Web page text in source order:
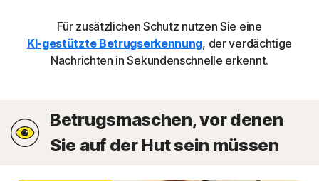
Für zusätzlichen Schutz nutzen Sie eine
KI-gestützte Betrugserkennung, der verdächtige
Nachrichten in Sekundenschnelle erkennt.
Betrugsmaschen, vor denen
Sie auf der Hut sein müssen